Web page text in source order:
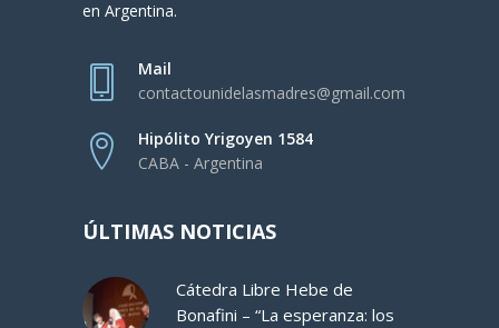
en Argentina.
Mail
contactounidelasmadres@gmail.com
Hipólito Yrigoyen 1584
CABA - Argentina
ÚLTIMAS NOTICIAS
Cátedra Libre Hebe de
Bonafini – “La esperanza: los